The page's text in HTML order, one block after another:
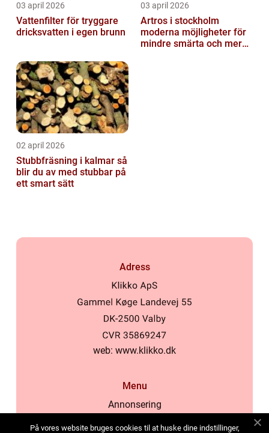
03 april 2026
Vattenfilter för tryggare
dricksvatten i egen brunn
03 april 2026
Artros i stockholm
moderna möjligheter för
mindre smärta och mer
02 april 2026
Stubbfräsning i kalmar så
blir du av med stubbar på
ett smart sätt
Adress
web: www.klikko.dk
Menu
Annonsering
På vores website bruges cookies til at huske dine indstillinger,